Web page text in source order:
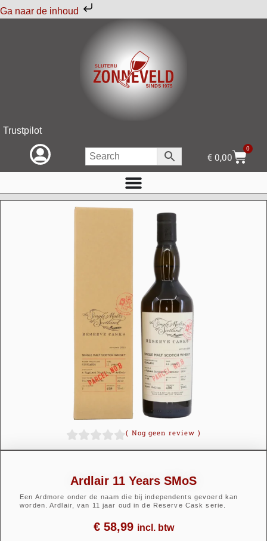
Ga naar de inhoud
Trustpilot
€ 0,00
0
( Nog geen review )
Ardlair 11 Years SMoS
Een Ardmore onder de naam die bij independents gevoerd kan
worden. Ardlair, van 11 jaar oud in de Reserve Cask serie.
€58,99 incl. btw